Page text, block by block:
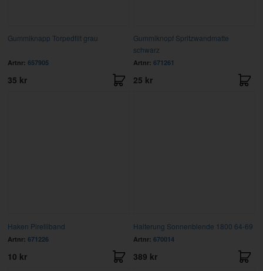
Gummiknapp Torpedfilt grau
Artnr: 657905
35 kr
Gummiknopf Spritzwandmatte
schwarz
Artnr: 671261
25 kr
Haken Pirelliband
Artnr: 671226
10 kr
Halterung Sonnenblende 1800 64-69
Artnr: 670014
389 kr